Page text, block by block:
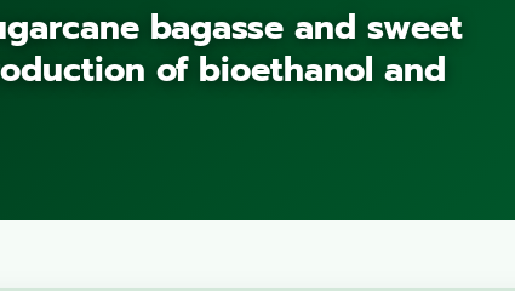
bagasse and sweet
of bioethanol and